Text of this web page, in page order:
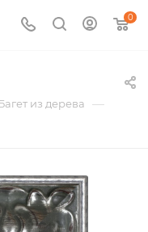
0
из дерева —